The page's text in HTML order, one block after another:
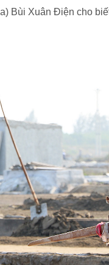
Bùi Xuân Điện cho